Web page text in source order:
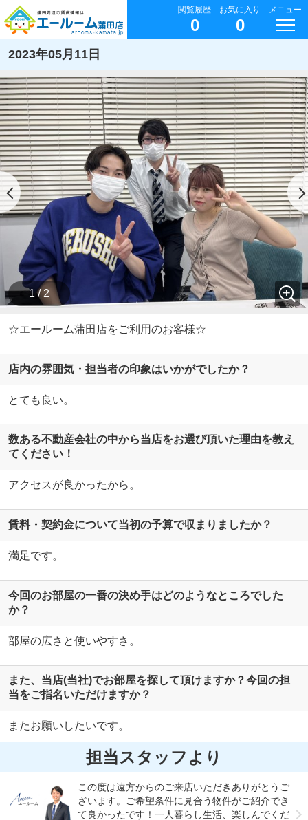
閲覧履歴
0
お気に入り
0
メニュー
2023年05月11日
1 / 2
☆エールーム蒲田店をご利用のお客様☆
店内の雰囲気・担当者の印象はいかがでしたか？
とても良い。
数ある不動産会社の中から当店をお選び頂いた理由を教え
てください！
アクセスが良かったから。
賃料・契約金について当初の予算で収まりましたか？
満足です。
今回のお部屋の一番の決め手はどのようなところでした
か？
部屋の広さと使いやすさ。
また、当店(当社)でお部屋を探して頂けますか？今回の担
当をご指名いただけますか？
またお願いしたいです。
担当スタッフより
この度は遠方からのご来店いただきありがとうご
ざいます。ご希望条件に見合う物件がご紹介でき
て良かったです！一人暮らし生活、楽しんでくだ